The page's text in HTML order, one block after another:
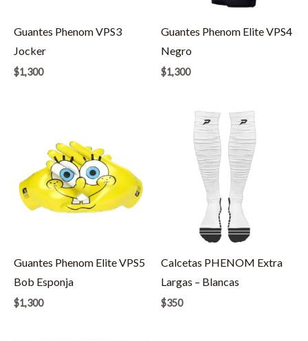
Guantes Phenom VPS3
Jocker
$1,300
Guantes Phenom Elite VPS4
Negro
$1,300
Guantes Phenom Elite VPS5
Bob Esponja
$1,300
Calcetas PHENOM Extra
Largas – Blancas
$350